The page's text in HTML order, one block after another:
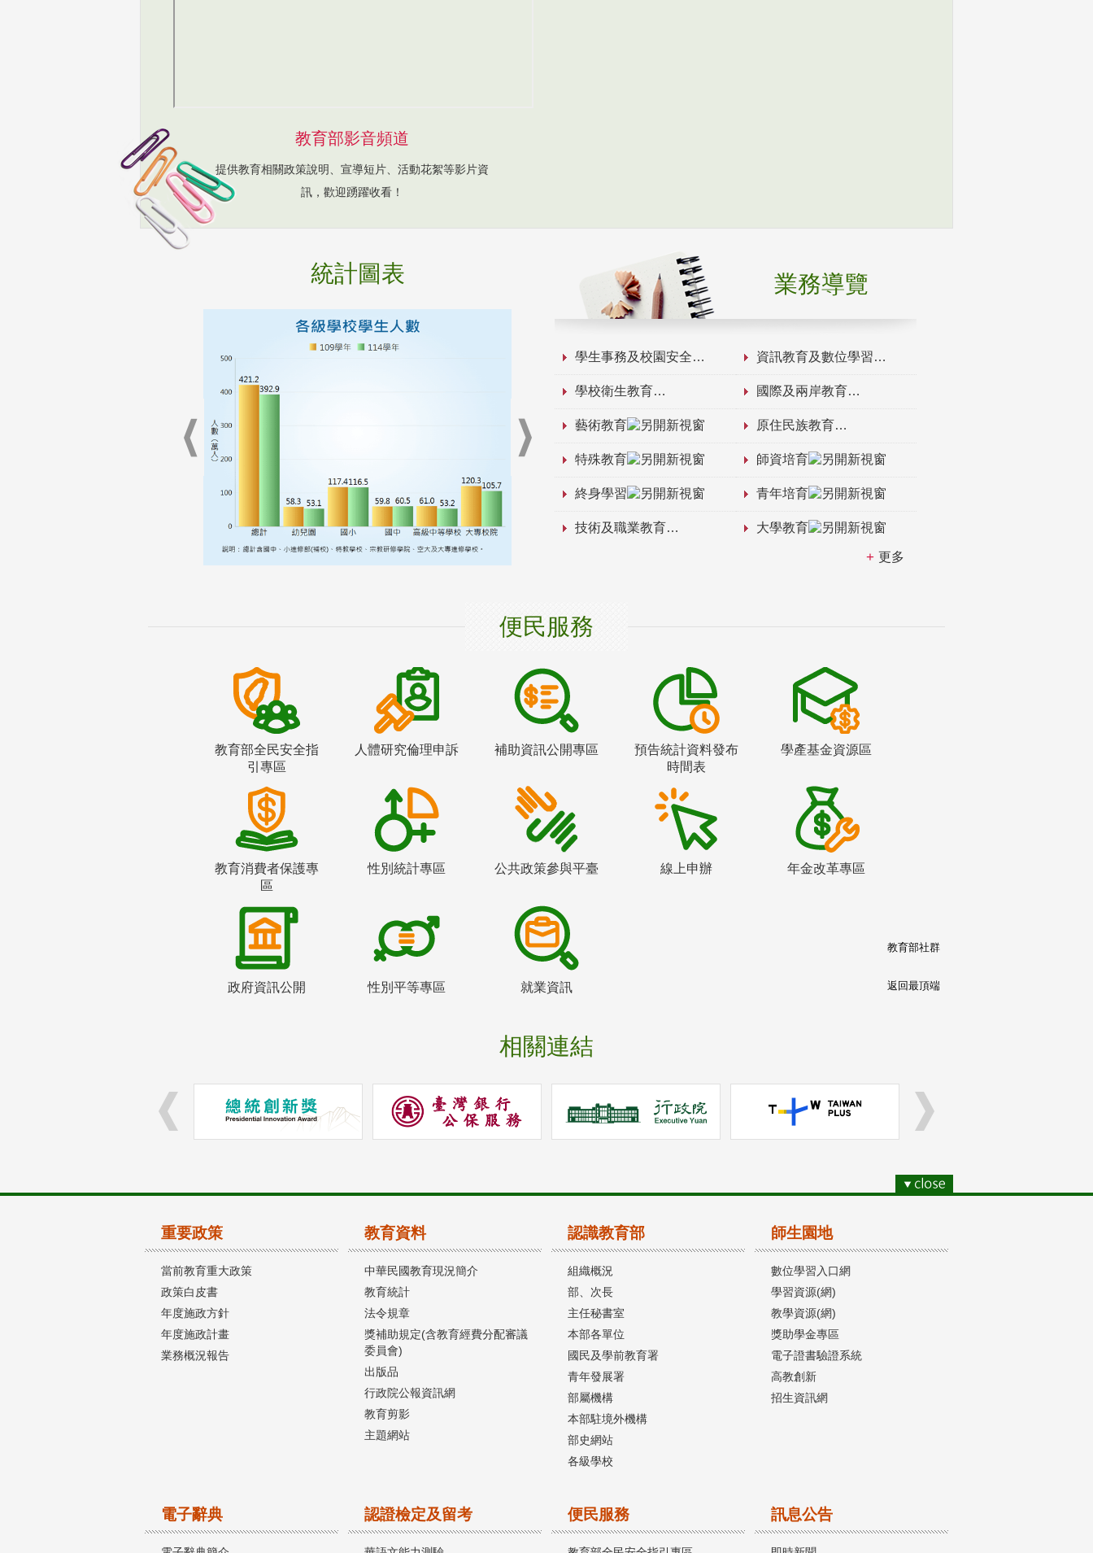
教育部影音頻道
提供教育相關政策說明、宣導短片、活動花絮等影片資
訊，歡迎踴躍收看！
統計圖表 業務導覽
學生事務及校園安全 資訊教育及數位學習
學校衛生教育 國際及兩岸教育
藝術教育 原住民族教育
特殊教育 師資培育
終身學習 青年培育
技術及職業教育 大學教育
更多
便民服務
教育部全民安全指
引專區
人體研究倫理申訴 補助資訊公開專區
預告統計資料發布
時間表
學產基金資源區
教育消費者保護專
區
性別統計專區 公共政策參與平臺 線上申辦 年金改革專區
政府資訊公開 性別平等專區 就業資訊
相關連結
教育部社群
返回最頂端
重要政策
當前教育重大政策
政策白皮書
年度施政方針
年度施政計畫
業務概況報告
教育資料
中華民國教育現況簡介
教育統計
法令規章
獎補助規定(含教育經費分配審議
委員會)
出版品
行政院公報資訊網
教育剪影
主題網站
認識教育部
組織概況
部、次長
主任秘書室
本部各單位
國民及學前教育署
青年發展署
部屬機構
本部駐境外機構
部史網站
各級學校
師生園地
數位學習入口網
學習資源(網)
教學資源(網)
獎助學金專區
電子證書驗證系統
高教創新
招生資訊網
電子辭典 認證檢定及留考 便民服務 訊息公告